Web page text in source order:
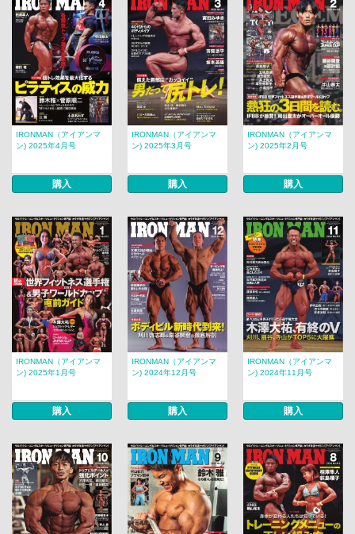
IRONMAN（アイアンマ
ン) 2025年4月号
購入
IRONMAN（アイアンマ
ン) 2025年3月号
購入
IRONMAN（アイアンマ
ン) 2025年2月号
購入
IRONMAN（アイアンマ
ン) 2025年1月号
購入
IRONMAN（アイアンマ
ン) 2024年12月号
購入
IRONMAN（アイアンマ
ン) 2024年11月号
購入